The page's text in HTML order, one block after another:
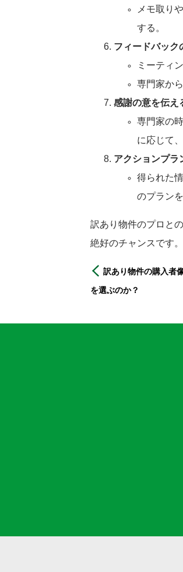
メモ取り
する。
フィードバック
ミーティ
専門家か
感謝の意を伝え
専門家の
に応じて
アクションプラ
得られた
のプラン
訳あり物件のプロと
絶好のチャンスです
訳あり物件の購入者
を選ぶのか？